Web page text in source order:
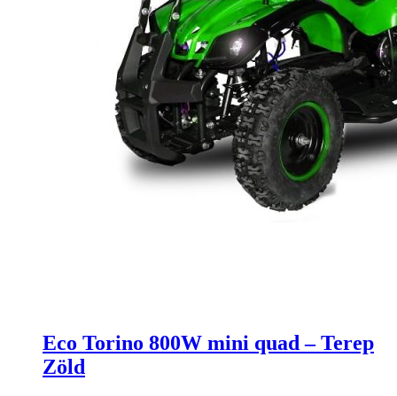
Eco Torino 800W mini quad – Terep
Zöld